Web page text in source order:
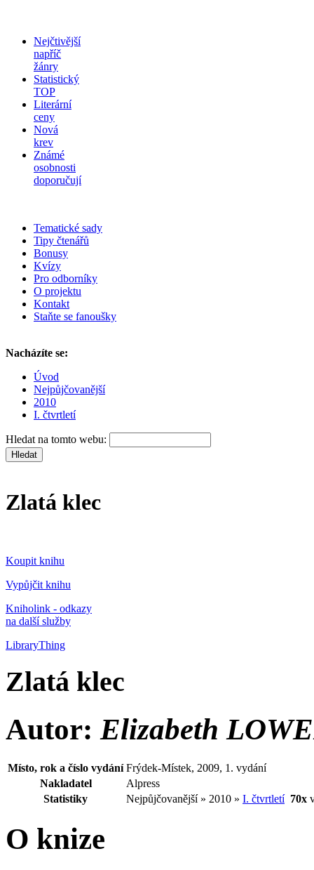
Nejčtivější
napříč
žánry
Statistický
TOP
Literární
ceny
Nová
krev
Známé
osobnosti
doporučují
Tematické sady
Tipy čtenářů
Bonusy
Kvízy
Pro odborníky
O projektu
Kontakt
Staňte se fanoušky
Nacházíte se:
Úvod
Nejpůjčovanější
2010
I. čtvrtletí
Hledat na tomto webu:
Zlatá klec
Koupit knihu
Vypůjčit knihu
Kniholink - odkazy
na další služby
LibraryThing
Zlatá klec
Autor: Elizabeth
Místo, rok a číslo vydání Frýdek-Místek, 2009, 1. vydání
Nakladatel
Alpress
Statistiky
Nejpůjčovanější » 2010 » I. čtvrtletí 70x
O knize